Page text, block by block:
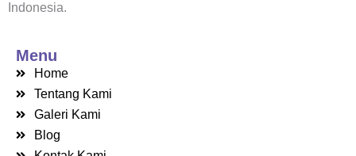
Indonesia.
Menu
Home
Tentang Kami
Galeri Kami
Blog